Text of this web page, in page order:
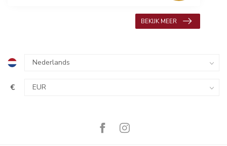
BEKIJK MEER
€